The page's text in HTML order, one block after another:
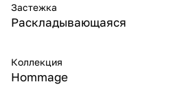
Застежка
Раскладывающаяся
Коллекция
Hommage